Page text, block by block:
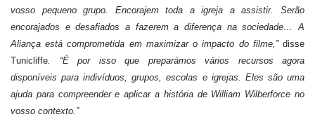
vosso pequeno grupo. Encorajem toda a igreja a assistir. Serão
encorajados e desafiados a fazerem a diferença na sociedade… A
Aliança está comprometida em maximizar o impacto do filme,” disse
Tunicliffe. “É por isso que preparámos vários recursos agora
disponíveis para indivíduos, grupos, escolas e igrejas. Eles são uma
ajuda para compreender e aplicar a história de William Wilberforce no
vosso contexto.”